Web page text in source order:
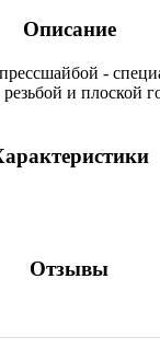
Описание
-
и плоской
Отзывы